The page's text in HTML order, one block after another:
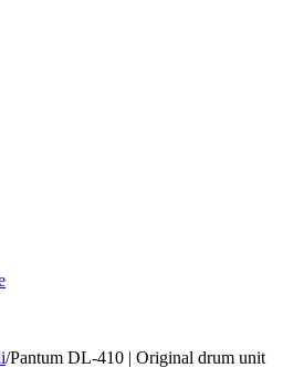
/Pantum DL-410 | Original drum unit